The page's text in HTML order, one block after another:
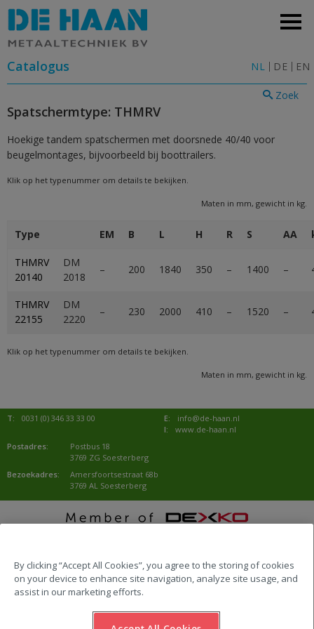
NL DE EN
Catalogus
Zoek
Spatschermtype: THMRV
Hoekige tandem spatschermen met doorsnede 40/40 voor
beugelmontages, bijvoorbeeld bij boottrailers.
Klik op het typenummer om details te bekijken.
Maten in mm, gewicht in kg.
Type EM B L H R S AA
THMRV
20140
DM
2018
– 200 1840 350 – 1400 –
THMRV
22155
DM
2220
– 230 2000 410 – 1520 –
Klik op het typenummer om details te bekijken.
Maten in mm, gewicht in kg.
T: 0031 (0) 346 33 33 00 E:
info@de-haan.nl
I:
www.de-haan.nl
Postadres:
Postbus 18
3769 ZG Soesterberg
Bezoekadres:
Amersfoortsestraat 68b
3769 AL Soesterberg
By clicking “Accept All Cookies”, you agree to the storing of cookies
on your device to enhance site navigation, analyze site usage, and
assist in our marketing efforts.